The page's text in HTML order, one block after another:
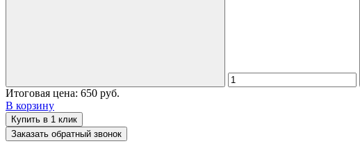
Итоговая цена: 650 руб.
В корзину
Купить в 1 клик
Заказать обратный звонок